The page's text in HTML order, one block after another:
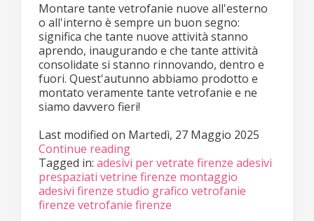
Montare tante vetrofanie nuove all'esterno
o all'interno è sempre un buon segno:
significa che tante nuove attività stanno
aprendo, inaugurando e che tante attività
consolidate si stanno rinnovando, dentro e
fuori. Quest'autunno abbiamo prodotto e
montato veramente tante vetrofanie e ne
siamo davvero fieri!
Last modified on Martedì, 27 Maggio 2025
Continue reading
Tagged in: adesivi per vetrate firenze adesivi
prespaziati vetrine firenze montaggio
adesivi firenze studio grafico vetrofanie
firenze vetrofanie firenze